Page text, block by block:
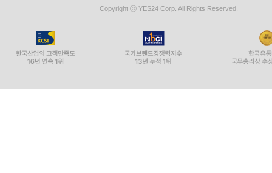
Copyright ⓒ YES24 Corp. All Rights Reserved.